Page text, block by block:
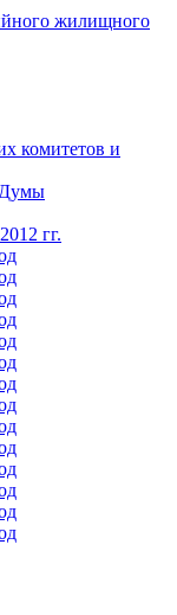
жилищного
комитетов и
Думы
гг.